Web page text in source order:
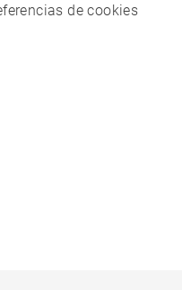
de cookies